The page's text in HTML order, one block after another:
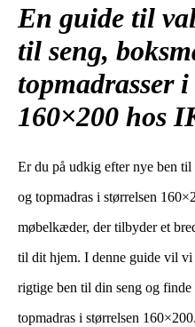
En guide til
til seng,
topmadrasser
160×200 hos
Er du på udkig efter nye ben
og topmadras i størrelsen
møbelkæder, der tilbyder et
til dit hjem. I denne guide vil
rigtige ben til din seng og finde
topmadras i størrelsen 160×200.